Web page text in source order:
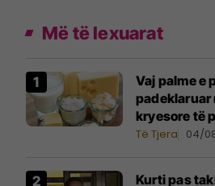
Më të lexuarat
Vaj palme e
padeklaruar
kryesore të
AUV-i pas
Të Tjera 04/
Kurti pas